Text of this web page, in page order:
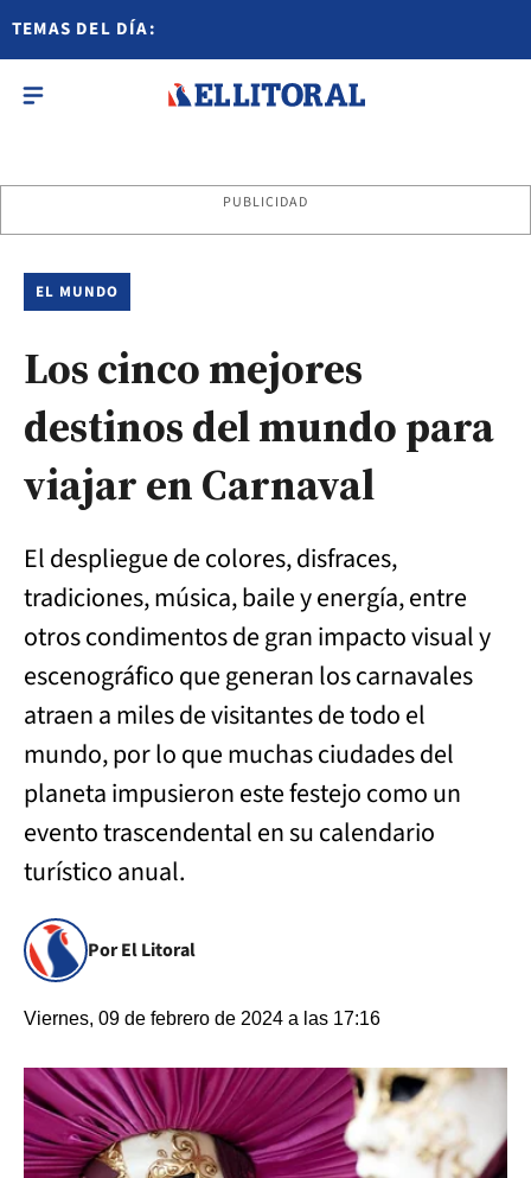
TEMAS DEL DÍA:
PUBLICIDAD
EL MUNDO
Los cinco mejores
destinos del mundo para
viajar en Carnaval
El despliegue de colores, disfraces,
tradiciones, música, baile y energía, entre
otros condimentos de gran impacto visual y
escenográfico que generan los carnavales
atraen a miles de visitantes de todo el
mundo, por lo que muchas ciudades del
planeta impusieron este festejo como un
evento trascendental en su calendario
turístico anual.
Por El Litoral
Viernes, 09 de febrero de 2024 a las 17:16